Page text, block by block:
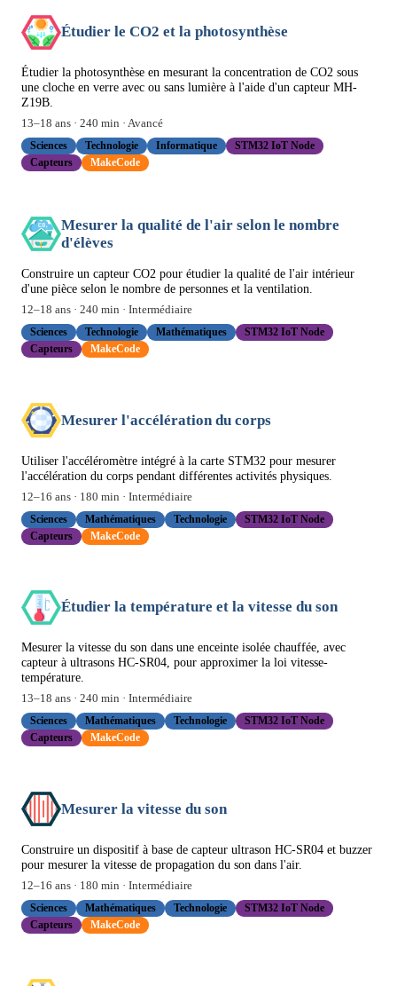
Étudier le CO2 et la photosynthèse
Étudier la photosynthèse en mesurant la concentration de CO2 sous
une cloche en verre avec ou sans lumière à l'aide d'un capteur MH-
Z19B.
13–18 ans · 240 min · Avancé
Sciences
Technologie Informatique
STM32 IoT Node
Capteurs
MakeCode
Mesurer la qualité de l'air selon le nombre
d'élèves
Construire un capteur CO2 pour étudier la qualité de l'air intérieur
d'une pièce selon le nombre de personnes et la ventilation.
12–18 ans · 240 min · Intermédiaire
Sciences
Technologie Mathématiques
STM32 IoT Node
Capteurs
MakeCode
Mesurer l'accélération du corps
Utiliser l'accéléromètre intégré à la carte STM32 pour mesurer
l'accélération du corps pendant différentes activités physiques.
12–16 ans · 180 min · Intermédiaire
Sciences
Mathématiques Technologie
STM32 IoT Node
Capteurs
MakeCode
Étudier la température et la vitesse du son
Mesurer la vitesse du son dans une enceinte isolée chauffée, avec
capteur à ultrasons HC-SR04, pour approximer la loi vitesse-
température.
13–18 ans · 240 min · Intermédiaire
Sciences
Mathématiques Technologie
STM32 IoT Node
Capteurs
MakeCode
Mesurer la vitesse du son
Construire un dispositif à base de capteur ultrason HC-SR04 et buzzer
pour mesurer la vitesse de propagation du son dans l'air.
12–16 ans · 180 min · Intermédiaire
Sciences
Mathématiques Technologie
STM32 IoT Node
Capteurs
MakeCode